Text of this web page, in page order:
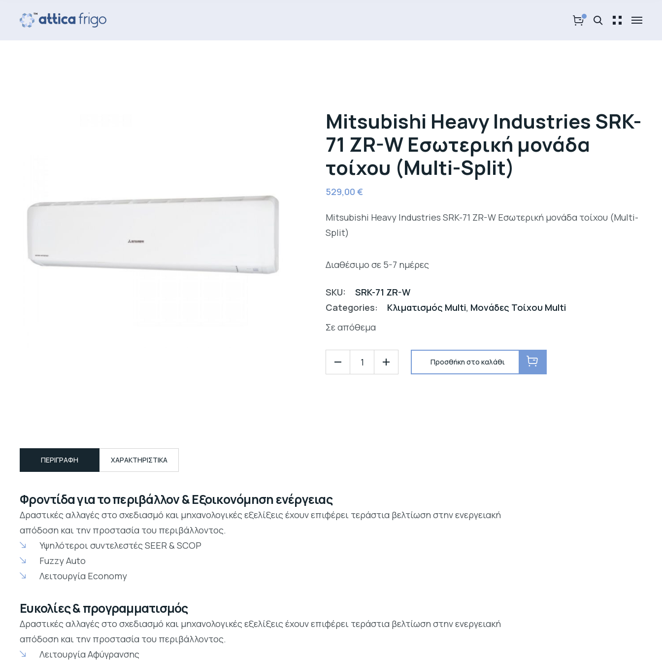
Mitsubishi Heavy Industries SRK-
71 ZR-W Εσωτερική μονάδα
τοίχου (Multi-Split)
529,00€
Mitsubishi Heavy Industries SRK-71 ZR-W Εσωτερική μονάδα τοίχου (Multi-
Split)
Διαθέσιμο σε 5-7 ημέρες
SKU:
SRK-71 ZR-W
Categories:
Κλιματισμός Multi, Μονάδες Τοίχου Multi
Σε απόθεμα
Προσθήκη στο καλάθι
ΠΕΡΙΓΡΑΦΉ ΧΑΡΑΚΤΗΡΙΣΤΙΚΑ
Φροντίδα για το περιβάλλον & Εξοικονόμηση ενέργειας
Δραστικές αλλαγές στο σχεδιασμό και μηχανολογικές εξελίξεις έχουν επιφέρει τεράστια βελτίωση στην ενεργειακή
απόδοση και την προστασία του περιβάλλοντος.
Υψηλότεροι συντελεστές SEER & SCOP
Fuzzy Auto
Λειτουργία Economy
Ευκολίες & προγραμματισμός
Δραστικές αλλαγές στο σχεδιασμό και μηχανολογικές εξελίξεις έχουν επιφέρει τεράστια βελτίωση στην ενεργειακή
απόδοση και την προστασία του περιβάλλοντος.
Λειτουργία Αφύγρανσης